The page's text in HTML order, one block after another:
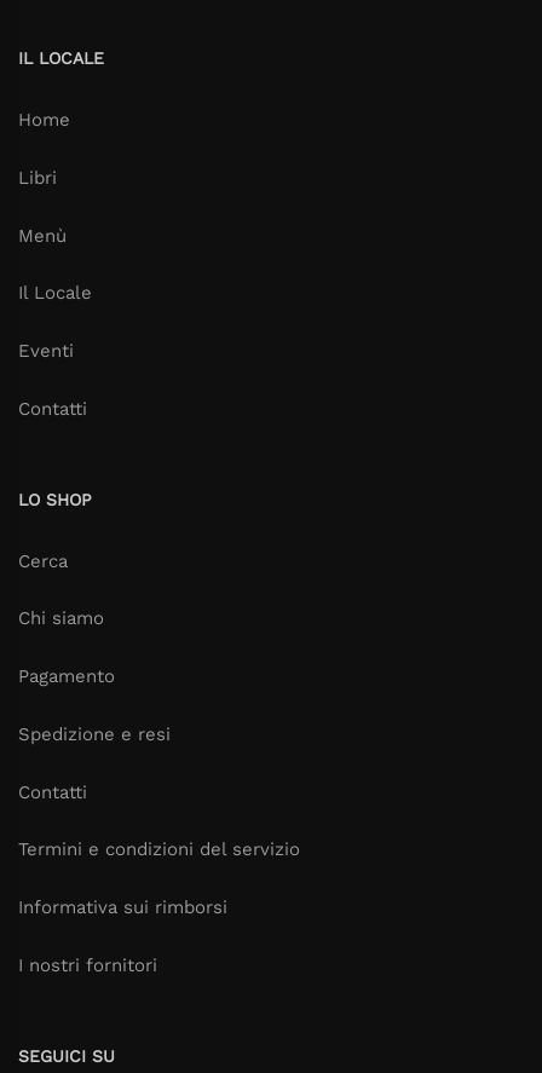
IL LOCALE
Home
Libri
Menù
Il Locale
Eventi
Contatti
LO SHOP
Cerca
Chi siamo
Pagamento
Spedizione e resi
Contatti
Termini e condizioni del servizio
Informativa sui rimborsi
I nostri fornitori
SEGUICI SU